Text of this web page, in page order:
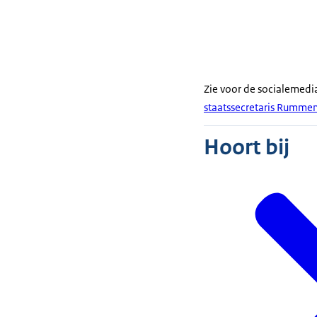
Zie voor de
staatssecretaris
Hoort bij